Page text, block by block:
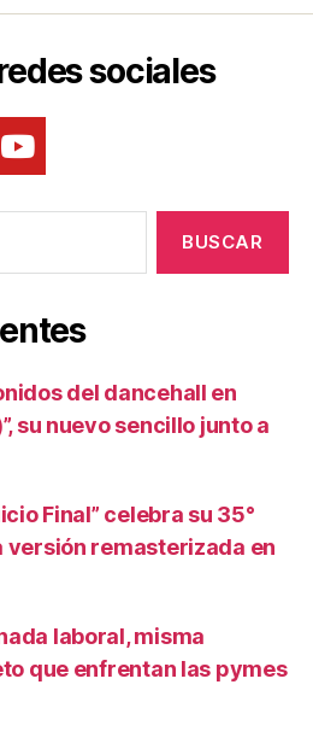
sociales
del dancehall en
su nuevo sencillo junto a
Final” celebra su 35°
versión remasterizada en
laboral, misma
que enfrentan las pymes